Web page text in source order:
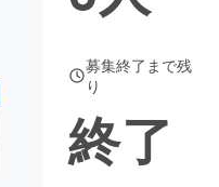
募集終了まで残
り
終了